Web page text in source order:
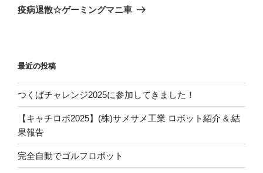
ー
の
疫病退散☆ゲーミングマニ車
最近の投稿
つくばチャレンジ2025に参加してきました！
【キャチロボ2025】(株)サメサメ工業 ロボット紹介 & 結
果報告
完全自動でゴルフロボット